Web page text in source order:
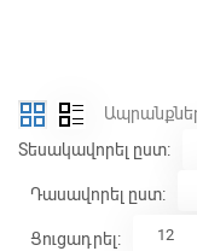
Տեսակավորել ըստ:
Դասավորել ըստ:
Ցուցադրել: